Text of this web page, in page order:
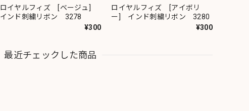
ロイヤルフィズ [ベージュ]
インド刺繍リボン 3278
¥300
ロイヤルフィズ [アイボリ
ー] インド刺繍リボン 3280
¥300
最近チェックした商品